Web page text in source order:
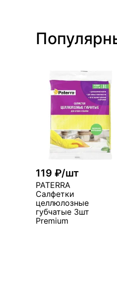
119 ₽/шт
PATERRA
Салфетки
целлюлозные
губчатые 3шт
Premium